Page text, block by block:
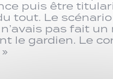
puis être
tout. Le
pas fait
le gardien. Le